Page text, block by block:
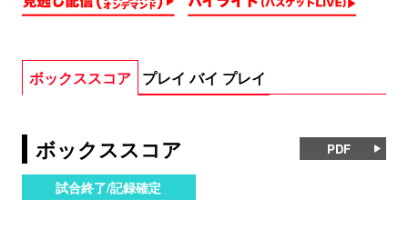
ボックススコア プレイ バイ プレイ
ボックススコア PDF
試合終了/記録確定